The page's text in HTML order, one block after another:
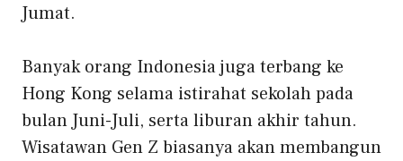
Jumat.
Banyak orang Indonesia juga terbang ke
Hong Kong selama istirahat sekolah pada
bulan Juni-Juli, serta liburan akhir tahun.
Wisatawan Gen Z biasanya akan membangun